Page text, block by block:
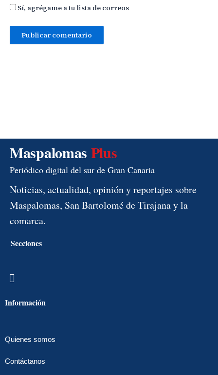
Sí, agrégame a tu lista de correos
Maspalomas Plus
Periódico digital del sur de Gran Canaria
Noticias, actualidad, opinión y reportajes sobre
Maspalomas, San Bartolomé de Tirajana y la
comarca.
Secciones
Menú
Información
Quienes somos
Contáctanos